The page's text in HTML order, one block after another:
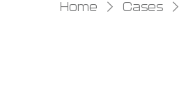
Home Cases